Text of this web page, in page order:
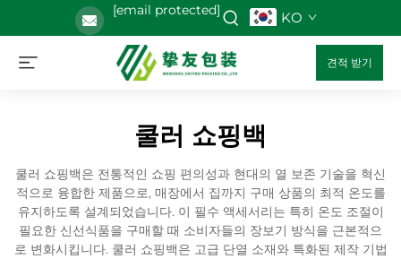
[email protected] KO
견적 받기
쿨러 쇼핑백
쿨러 쇼핑백은 전통적인 쇼핑 편의성과 현대의 열 보존 기술을 혁신
적으로 융합한 제품으로, 매장에서 집까지 구매 상품의 최적 온도를
유지하도록 설계되었습니다. 이 필수 액세서리는 특히 온도 조절이
필요한 신선식품을 구매할 때 소비자들의 장보기 방식을 근본적으
로 변화시킵니다. 쿨러 쇼핑백은 고급 단열 소재와 특화된 제작 기법